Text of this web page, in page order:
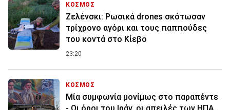
ΚΟΣΜΟΣ
Ζελένσκι: Ρωσικά drones σκότωσαν
τρίχρονο αγόρι και τους παππούδες
του κοντά στο Κίεβο
23:20
ΚΟΣΜΟΣ
Μία συμφωνία μονίμως στο παραπέντε